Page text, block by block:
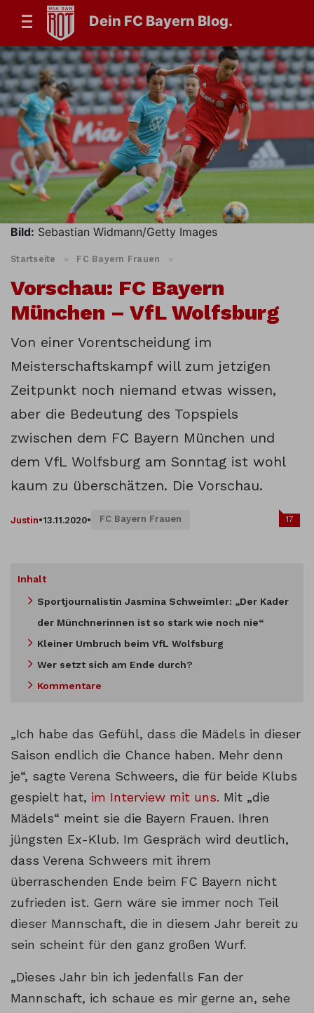
Dein FC Bayern Blog.
Bild: Sebastian Widmann/Getty Images
Startseite » FC Bayern Frauen »
Vorschau: FC Bayern
München – VfL Wolfsburg
Von einer Vorentscheidung im
Meisterschaftskampf will zum jetzigen
Zeitpunkt noch niemand etwas wissen,
aber die Bedeutung des Topspiels
zwischen dem FC Bayern München und
dem VfL Wolfsburg am Sonntag ist wohl
kaum zu überschätzen. Die Vorschau.
Justin•13.11.2020• FC Bayern Frauen 17
Inhalt
Sportjournalistin Jasmina Schweimler: „Der Kader
der Münchnerinnen ist so stark wie noch nie“
Kleiner Umbruch beim VfL Wolfsburg
Wer setzt sich am Ende durch?
Kommentare
„Ich habe das Gefühl, dass die Mädels in dieser
Saison endlich die Chance haben. Mehr denn
je“, sagte Verena Schweers, die für beide Klubs
gespielt hat, im Interview mit uns. Mit „die
Mädels“ meint sie die Bayern Frauen. Ihren
jüngsten Ex-Klub. Im Gespräch wird deutlich,
dass Verena Schweers mit ihrem
überraschenden Ende beim FC Bayern nicht
zufrieden ist. Gern wäre sie immer noch Teil
dieser Mannschaft, die in diesem Jahr bereit zu
sein scheint für den ganz großen Wurf.
„Dieses Jahr bin ich jedenfalls Fan der
Mannschaft, ich schaue es mir gerne an, sehe